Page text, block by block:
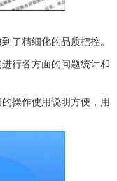
了精细化的品质把控。
行各方面的问题统计和
操作使用说明方便，用